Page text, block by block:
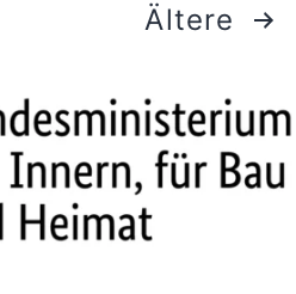
Ältere